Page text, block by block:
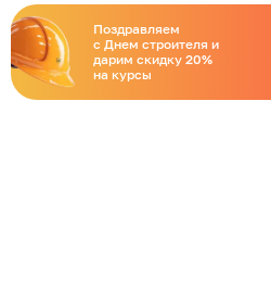
Поздравляем
с Днем строителя и
дарим скидку 20%
на курсы